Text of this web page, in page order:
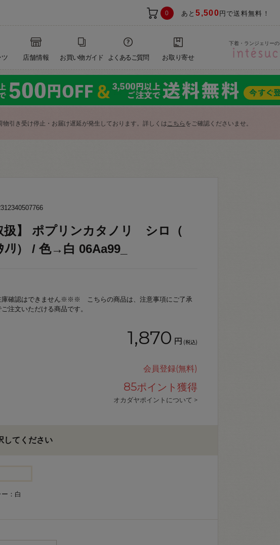
0 あと5,500 円で送料無料！
ツ 店舗情報 お買い物ガイド よくあるご質問 お取り寄せ
下着・ランジェリー
引き受け停止・お届け遅延が発生しております。詳しくはこちら をご確認くださいませ。
扱】 ポプリンカタノリ シロ（
ﾉﾘ） / 色→白 06Aa99_
確認はできません※※※ こちらの商品は、注意事項にご了承
注文いただける商品です。
1,870 円 (税込)
会員登録(無料)
85ポイント獲得
オカダヤポイントについて >
してください
：白